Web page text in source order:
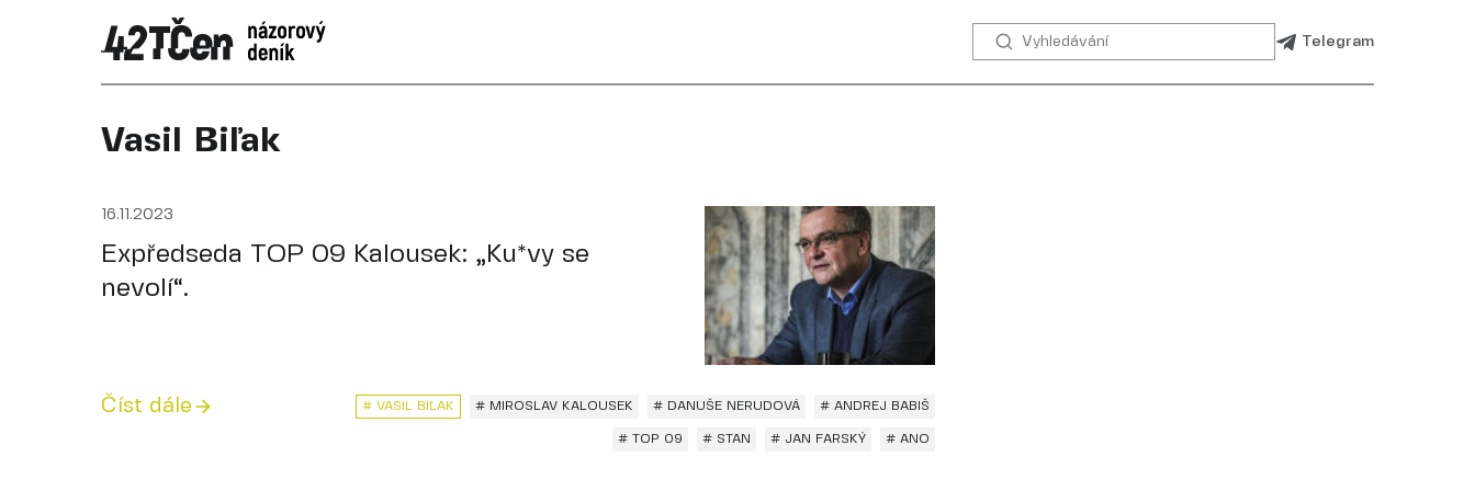
Telegram
Vasil Biľak
16.11.2023
Expředseda TOP 09 Kalousek: „Ku*vy se
nevolí“.
Číst dále # MIROSLAV KALOUSEK # DANUŠE NERUDOVÁ # ANDREJ BABIŠ
# TOP 09 # STAN
# VASIL BIĽAK
# JAN FARSKÝ # ANO